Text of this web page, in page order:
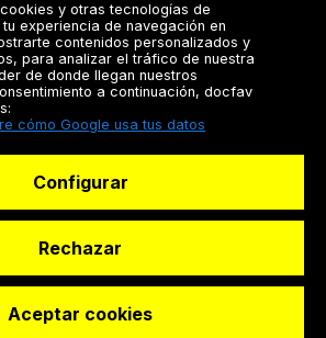
Registrarse
Technologies S.L
y otras tecnologías de
experiencia de navegación en
contenidos personalizados y
para analizar el tráfico de nuestra
de donde llegan nuestros
a continuación, docfav
cómo Google usa tus datos
Configurar
Rechazar
Aceptar cookies